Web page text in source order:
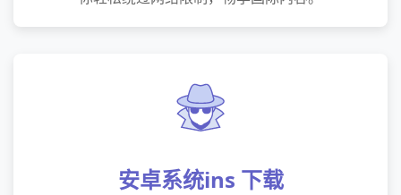
安卓系统ins 下载